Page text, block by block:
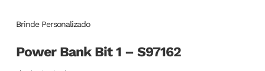
Brinde Personalizado
Power Bank Bit 1 – S97162